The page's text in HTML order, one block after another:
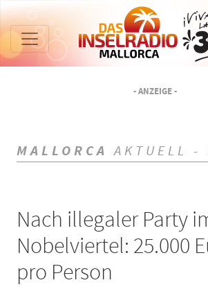
- ANZEIGE -
MALLORCA AKTUELL -
Nach illegaler Party
Nobelviertel: 25.000
pro Person